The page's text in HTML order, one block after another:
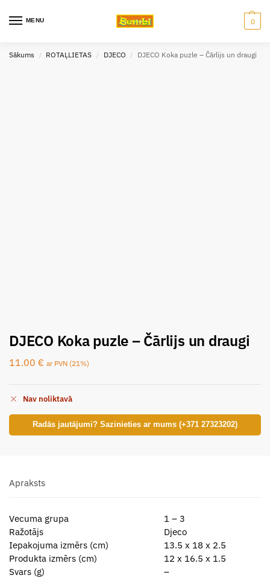
MENU 0
Sākums / ROTAĻLIETAS / DJECO / DJECO Koka puzle – Čārlijs un draugi
DJECO Koka puzle – Čārlijs un draugi
11.00 € ar PVN (21%)
Nav noliktavā
Radās jautājumi? Sazinieties ar mums (+371 27323202)
Apraksts
Vecuma grupa
1 – 3
Ražotājs
Djeco
Iepakojuma izmērs (cm)
13.5 x 18 x 2.5
Produkta izmērs (cm)
12 x 16.5 x 1.5
Svars (g)
–